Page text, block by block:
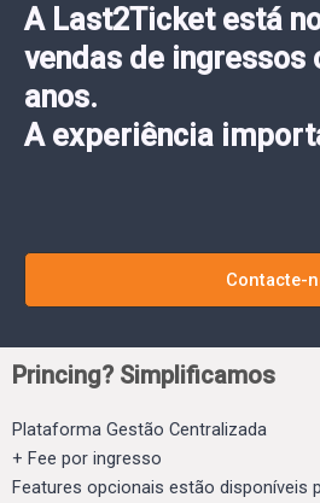
A Last2Ticket está
vendas de ingressos
anos.
A experiência
Contacte-
Princing? Simplificamos
Plataforma Gestão Centralizada
+ Fee por ingresso
Features opcionais estão disponíveis